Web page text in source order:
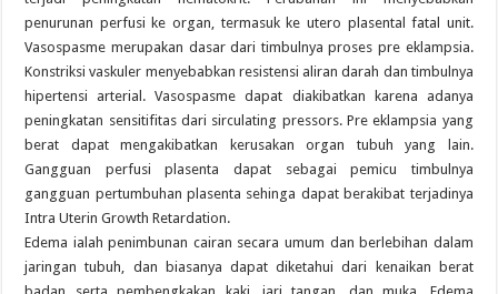
penurunan perfusi ke organ, termasuk ke utero plasental fatal unit.
Vasospasme merupakan dasar dari timbulnya proses pre eklampsia.
Konstriksi vaskuler menyebabkan resistensi aliran darah dan timbulnya
hipertensi arterial. Vasospasme dapat diakibatkan karena adanya
peningkatan sensitifitas dari sirculating pressors. Pre eklampsia yang
berat dapat mengakibatkan kerusakan organ tubuh yang lain.
Gangguan perfusi plasenta dapat sebagai pemicu timbulnya
gangguan pertumbuhan plasenta sehinga dapat berakibat terjadinya
Intra Uterin Growth Retardation.
Edema ialah penimbunan cairan secara umum dan berlebihan dalam
jaringan tubuh, dan biasanya dapat diketahui dari kenaikan berat